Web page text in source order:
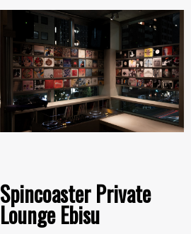
Spincoaster Private
Lounge Ebisu